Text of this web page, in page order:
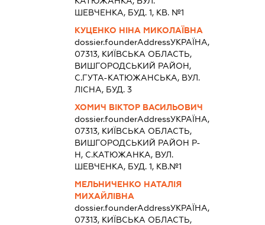
ШЕВЧЕНКА, БУД. 1, КВ. №1
КУЦЕНКО НІНА МИКОЛАЇВНА
dossier.founderAddressУКРАЇНА,
07313, КИЇВСЬКА ОБЛАСТЬ,
ВИШГОРОДСЬКИЙ РАЙОН,
С.ГУТА-КАТЮЖАНСЬКА, ВУЛ.
ЛІСНА, БУД. 3
ХОМИЧ ВІКТОР ВАСИЛЬОВИЧ
dossier.founderAddressУКРАЇНА,
07313, КИЇВСЬКА ОБЛАСТЬ,
ВИШГОРОДСЬКИЙ РАЙОН Р-
Н, С.КАТЮЖАНКА, ВУЛ.
ШЕВЧЕНКА, БУД. 1, КВ.№1
МЕЛЬНИЧЕНКО НАТАЛІЯ
МИХАЙЛІВНА
dossier.founderAddressУКРАЇНА,
07313, КИЇВСЬКА ОБЛАСТЬ,